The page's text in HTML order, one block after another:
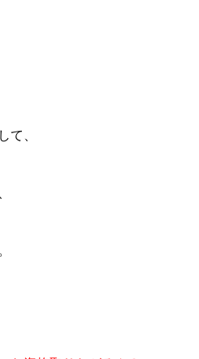
て、